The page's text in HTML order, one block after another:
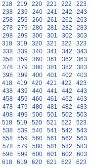
218 219 220 221 222
223
238 239 240 241 242
243
258 259 260 261 262
263
278 279 280 281 282
283
298 299 300 301 302
303
318 319 320 321 322
323
338 339 340 341 342
343
358 359 360 361 362
363
378 379 380 381 382
383
398 399 400 401 402
403
418 419 420 421 422
423
438 439 440 441 442
443
458 459 460 461 462
463
478 479 480 481 482
483
498 499 500 501 502
503
518 519 520 521 522
523
538 539 540 541 542
543
558 559 560 561 562
563
578 579 580 581 582
583
598 599 600 601 602
603
618 619 620 621 622
623